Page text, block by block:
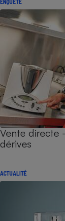
ENQUÊTE
Vente directe
dérives
ACTUALITÉ